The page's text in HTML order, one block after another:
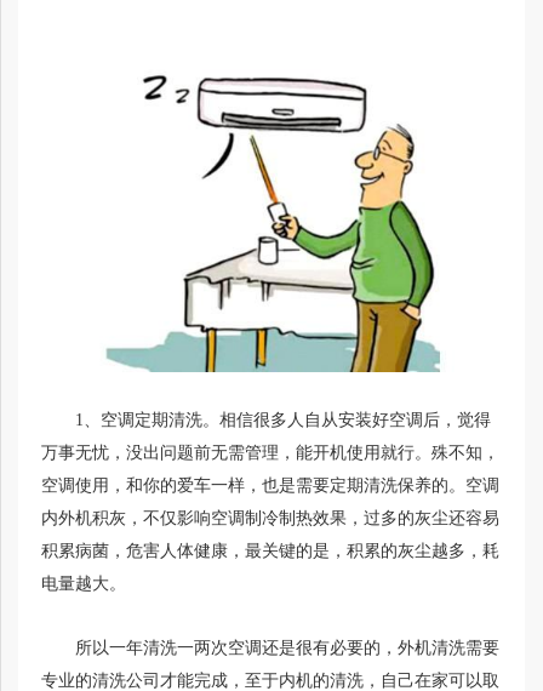
1、空调定期清洗。相信很多人自从安装好空调后，觉得
万事无忧，没出问题前无需管理，能开机使用就行。殊不知，
空调使用，和你的爱车一样，也是需要定期清洗保养的。空调
内外机积灰，不仅影响空调制冷制热效果，过多的灰尘还容易
积累病菌，危害人体健康，最关键的是，积累的灰尘越多，耗
电量越大。
所以一年清洗一两次空调还是很有必要的，外机清洗需要
专业的清洗公司才能完成，至于内机的清洗，自己在家可以取